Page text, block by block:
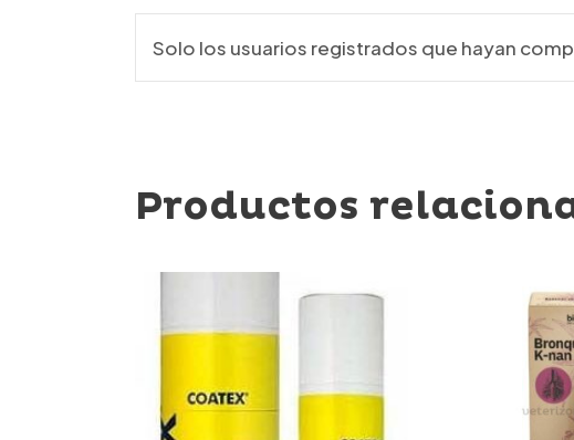
Solo los usuarios registrados que hayan
Productos